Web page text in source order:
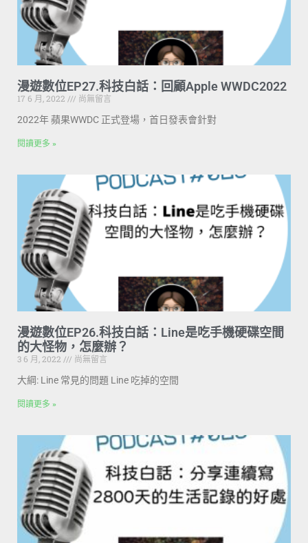
漫遊數位EP27.科技白話：回顧Apple WWDC2022
17 6 月, 2022
尚無留言
2022年 蘋果WWDC 正式登場，首日發表會針對
閱讀更多 »
漫遊數位EP26.科技白話：Line是吃手機硬碟空間
的大怪物，怎麼辦？
3 6 月, 2022
尚無留言
大綱: Line 常見的問題 Line 吃掉的空間
閱讀更多 »